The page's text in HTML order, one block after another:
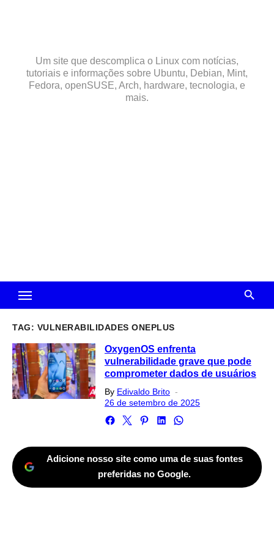
Um site que descomplica o Linux com notícias,
tutoriais e informações sobre Ubuntu, Debian, Mint,
Fedora, openSUSE, Arch, hardware, tecnologia, e
mais.
TAG: VULNERABILIDADES ONEPLUS
OxygenOS enfrenta
vulnerabilidade grave que pode
comprometer dados de usuários
By Edivaldo Brito
on
26 de setembro de 2025
Adicione nosso site como uma de suas fontes
preferidas no Google.